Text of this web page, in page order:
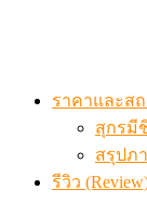
ราคาและสถ
สุกรมี
สรุปภ
รีวิว